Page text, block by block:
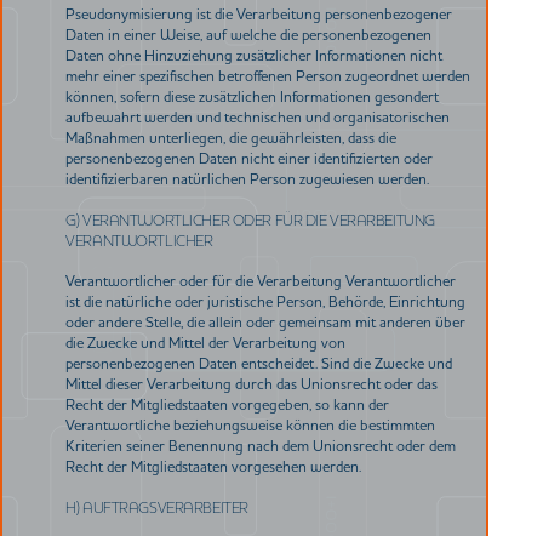
Pseudonymisierung ist die Verarbeitung personenbezogener
Daten in einer Weise, auf welche die personenbezogenen
Daten ohne Hinzuziehung zusätzlicher Informationen nicht
mehr einer spezifischen betroffenen Person zugeordnet werden
können, sofern diese zusätzlichen Informationen gesondert
aufbewahrt werden und technischen und organisatorischen
Maßnahmen unterliegen, die gewährleisten, dass die
personenbezogenen Daten nicht einer identifizierten oder
identifizierbaren natürlichen Person zugewiesen werden.
G) VERANTWORTLICHER ODER FÜR DIE VERARBEITUNG
VERANTWORTLICHER
Verantwortlicher oder für die Verarbeitung Verantwortlicher
ist die natürliche oder juristische Person, Behörde, Einrichtung
oder andere Stelle, die allein oder gemeinsam mit anderen über
die Zwecke und Mittel der Verarbeitung von
personenbezogenen Daten entscheidet. Sind die Zwecke und
Mittel dieser Verarbeitung durch das Unionsrecht oder das
Recht der Mitgliedstaaten vorgegeben, so kann der
Verantwortliche beziehungsweise können die bestimmten
Kriterien seiner Benennung nach dem Unionsrecht oder dem
Recht der Mitgliedstaaten vorgesehen werden.
H) AUFTRAGSVERARBEITER